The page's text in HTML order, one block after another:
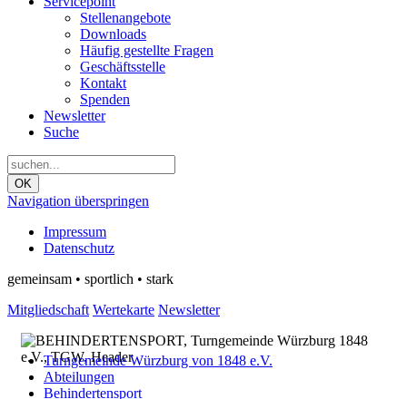
Stellenangebote
Downloads
Häufig gestellte Fragen
Geschäftsstelle
Kontakt
Spenden
Newsletter
Suche
OK
Navigation überspringen
Impressum
Datenschutz
gemeinsam • sportlich • stark
Mitgliedschaft Wertekarte Newsletter
Turngemeinde Würzburg von 1848 e.V.
Abteilungen
Behindertensport